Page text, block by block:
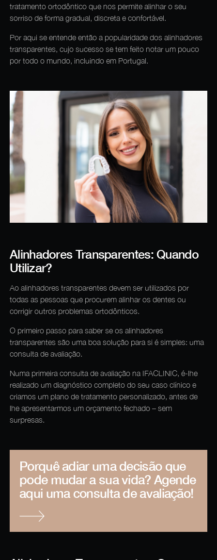
tratamento ortodôntico que nos permite alinhar o seu
sorriso de forma gradual, discreta e confortável.
Por aqui se entende então a popularidade dos alinhadores
transparentes, cujo sucesso se tem feito notar um pouco
por todo o mundo, incluindo em Portugal.
Alinhadores Transparentes: Quando
Utilizar?
Ao alinhadores transparentes devem ser utilizados por
todas as pessoas que procurem alinhar os dentes ou
corrigir outros problemas ortodônticos.
O primeiro passo para saber se os alinhadores
transparentes são uma boa solução para si é simples: uma
consulta de avaliação.
Numa primeira consulta de avaliação na IFACLINIC, é-lhe
realizado um diagnóstico completo do seu caso clínico e
criamos um plano de tratamento personalizado, antes de
lhe apresentarmos um orçamento fechado – sem
surpresas.
Porquê adiar uma decisão que
pode mudar a sua vida? Agende
aqui uma consulta de avaliação!